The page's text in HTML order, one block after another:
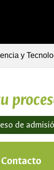
y
de
Contacto